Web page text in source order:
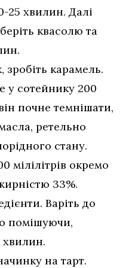
25 хвилин. Далі
квасолю та
карамель.
у сотейнику 200
почне темнішати,
ретельно
стану.
мілілітрів окремо
33%.
Варіть до
помішуючи,
хвилин.
на тарт.